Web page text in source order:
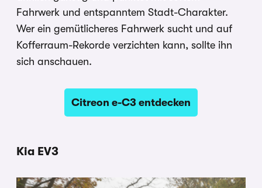
Fahrwerk und entspanntem Stadt-Charakter.
Wer ein gemütlicheres Fahrwerk sucht und auf
Kofferraum-Rekorde verzichten kann, sollte ihn
sich anschauen.
Citreon e-C3 entdecken
Kia EV3